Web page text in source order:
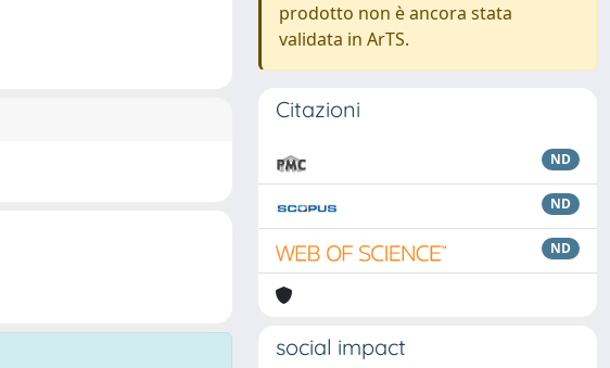
prodotto non è ancora stata
validata in ArTS.
Citazioni
ND
ND
ND
social impact